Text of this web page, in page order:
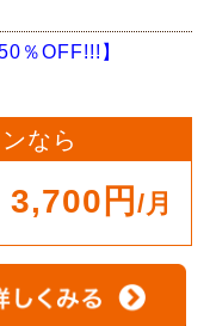
％OFF!!!】
なら
3,700円 /月